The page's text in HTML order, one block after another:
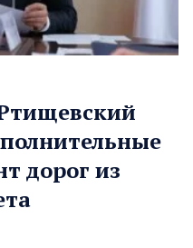
дорог из